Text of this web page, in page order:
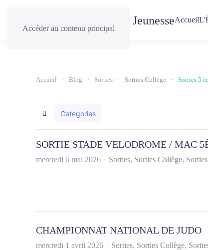
Accéder au contenu principal
Accueil
Accueil Blog Sorties Sorties Collège Sorties 5
HomeCategories
SORTIE STADE VELODROME / MAC
mercredi 6 mai 2026 Sorties Sorties Collège
CHAMPIONNAT NATIONAL DE JUDO
mercredi 1 avril 2026 Sorties Sorties Collège